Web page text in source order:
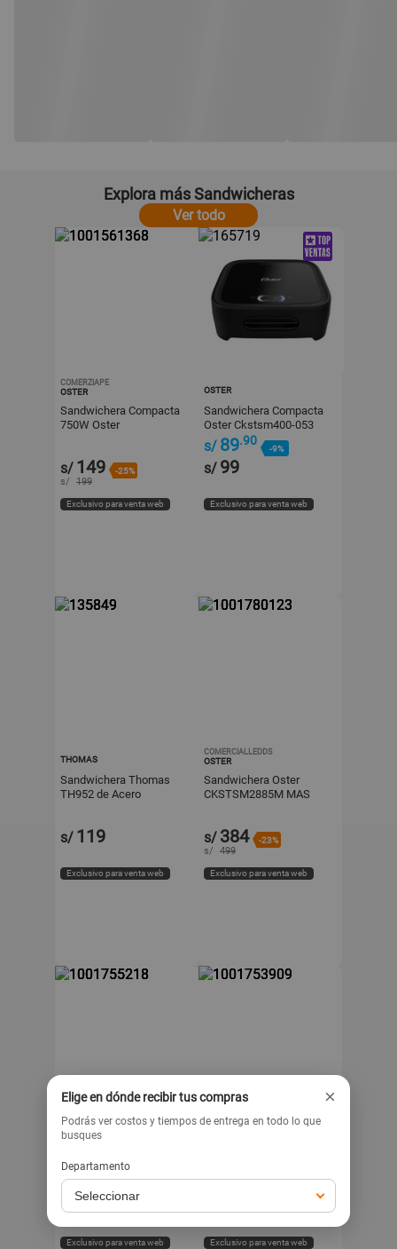
Explora más Sandwicheras
Ver todo
COMERZIAPE
OSTER
Sandwichera Compacta
750W Oster
s/ 149 -25%
s/ 199
Exclusivo para venta web
OSTER
Sandwichera Compacta
Oster Ckstsm400-053
Negro
s/ 89.90
-9%
s/ 99
Exclusivo para venta web
THOMAS
Sandwichera Thomas
TH952 de Acero
s/ 119
Exclusivo para venta web
COMERCIALLEDDS
OSTER
Sandwichera Oster
CKSTSM2885M MAS
BLSTKAG RRD 053
s/ 384 -23%
s/ 499
Exclusivo para venta web
IMPREHUA
IMACO
Linea Gourmet Acero
ISG014A
s/ 79
Exclusivo para venta web
ELECTROTECSOLITIONDA
CKSTSM3891053
Exclusivo para venta web
Elige en dónde recibir tus compras ×
Podrás ver costos y tiempos de entrega en todo lo que
busques
Departamento